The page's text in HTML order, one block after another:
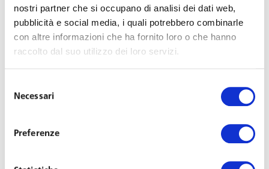
nostri partner che si occupano di analisi dei dati web,
pubblicità e social media, i quali potrebbero combinarle
con altre informazioni che ha fornito loro o che hanno
raccolto dal suo utilizzo dei loro servizi.
delNecessari
Preferenze
consegnando o affiggendo all’ingresso e nei
luoghi maggiormente visibili appositi depliants
informativi;
garantire la sanificazione periodica e la pulizia
delle aree comuni e di svago (es. zone fumatori,
mensa e spogliatoi);
delle vie respiratorie (mascherine) in tutti i casi di